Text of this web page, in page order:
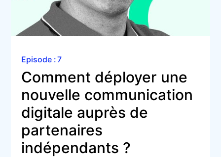
Episode :7
Comment déployer une
nouvelle communication
digitale auprès de
partenaires
indépendants ?